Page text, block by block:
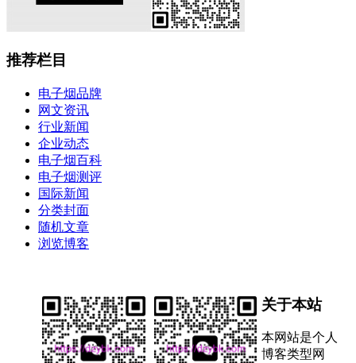
推荐栏目
电子烟品牌
网文资讯
行业新闻
企业动态
电子烟百科
电子烟测评
国际新闻
分类封面
随机文章
浏览博客
关于本站
本网站是个人
博客类型网